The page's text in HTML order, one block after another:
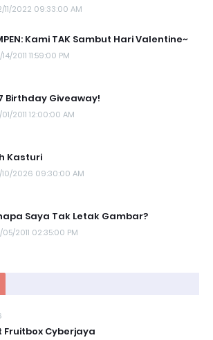
11/2022 09:33:00 AM
Kami TAK Sambut Hari Valentine~
14/2011 11:59:00 PM
Birthday Giveaway!
2011 12:00:00 AM
Kasturi
10/2026 09:30:00 AM
Saya Tak Letak Gambar?
05/2011 02:35:00 PM
Fruitbox Cyberjaya